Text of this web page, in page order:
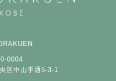
0004
区中山手通5-3-1